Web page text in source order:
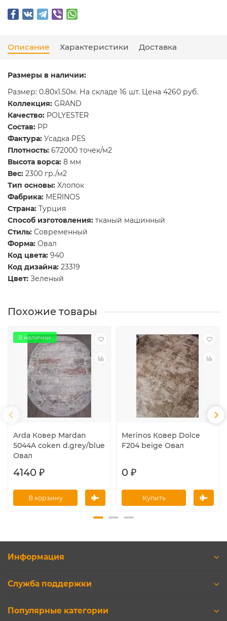
Описание Характеристики Доставка
Размеры в наличии:
Размер: 0.80x1.50м. На складе 16 шт. Цена 4260 руб.
Коллекция: GRAND
Качество: POLYESTER
Состав: PP
Фактура: Усадка PES
Плотность: 672000 точек/м2
Высота ворса: 8 мм
Вес: 2300 гр./м2
Тип основы: Хлопок
Фабрика: MERINOS
Страна: Турция
Способ изготовления: тканый машинный
Стиль: Современный
Форма: Овал
Код цвета: 940
Код дизайна: 23319
Цвет: Зеленый
Похожие товары
В наличии.
Arda Ковер Mardan
5044A coken d.grey/blue
Овал
4140 ₽
В корзину
Merinos Ковер Dolce
F204 beige Овал
0 ₽
Купить
Информация
Служба поддержки
Популярные категории